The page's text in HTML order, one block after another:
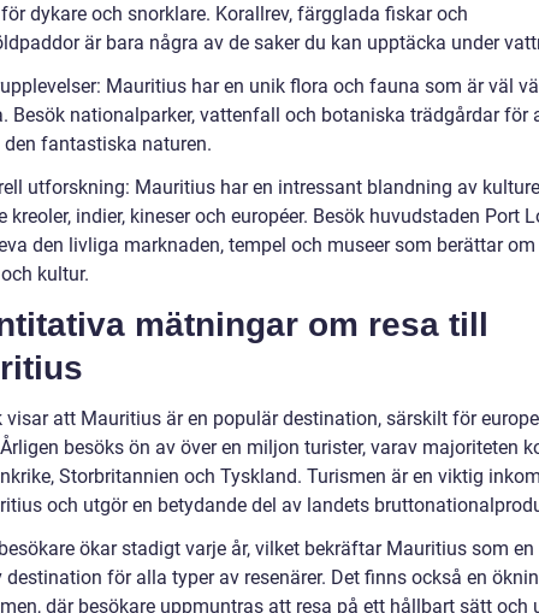
dykare och snorklare. Korallrev, färgglada fiskar och
är bara några av de saker du kan upptäcka under
Mauritius har en unik flora och fauna som är väl
Besök nationalparker, vattenfall och botaniska trädgårdar för
den fantastiska naturen.
utforskning: Mauritius har en intressant blandning av
kreoler, indier, kineser och européer. Besök huvudstaden Port
den livliga marknaden, tempel och museer som berättar
kultur.
mätningar om resa till
visar att Mauritius är en populär destination, särskilt för
besöks ön av över en miljon turister, varav majoriteten
Storbritannien och Tyskland. Turismen är en viktig
och utgör en betydande del av landets
ökar stadigt varje år, vilket bekräftar Mauritius som en
för alla typer av resenärer. Det finns också en
där besökare uppmuntras att resa på ett hållbart sätt och